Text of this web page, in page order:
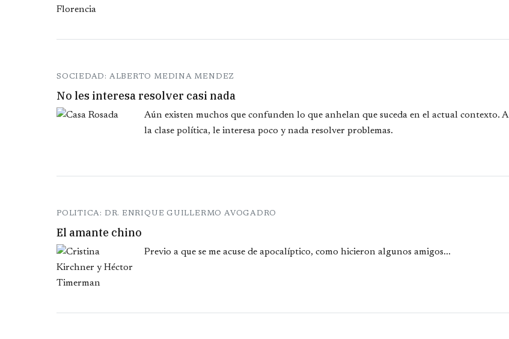
SOCIEDAD: ALBERTO MEDINA MENDEZ
No les interesa resolver casi nada
Aún existen muchos que confunden lo que anhelan que suceda en el actual contexto. A
la clase política, le interesa poco y nada resolver problemas.
POLITICA: DR. ENRIQUE GUILLERMO AVOGADRO
El amante chino
Previo a que se me acuse de apocalíptico, como hicieron algunos amigos...